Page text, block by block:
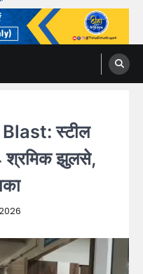
स्टील
श्रमिक झुलसे,